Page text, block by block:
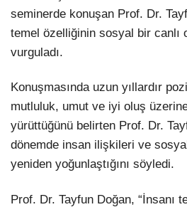
seminerde konuşan Prof. Dr.
temel özelliğinin sosyal bir canlı
vurguladı.
Konuşmasında uzun yıllardır
mutluluk, umut ve iyi oluş
yürüttüğünü belirten Prof. Dr.
dönemde insan ilişkileri ve
yeniden yoğunlaştığını söyledi.
Prof. Dr. Tayfun Doğan, “İnsanı